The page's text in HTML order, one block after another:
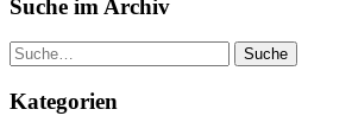
Suche im Archiv
Suche
Kategorien